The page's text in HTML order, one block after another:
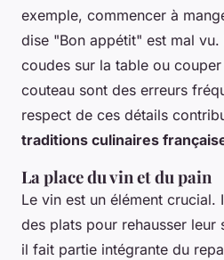
exemple, commencer à
dise "Bon appétit" est mal
coudes sur la table ou
couteau sont des erreurs
respect de ces détails
traditions culinaires
La place du vin et du pain
Le vin est un élément
des plats pour rehausser leur
il fait partie intégrante du